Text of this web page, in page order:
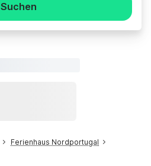
Suchen
Ferienhaus Nordportugal